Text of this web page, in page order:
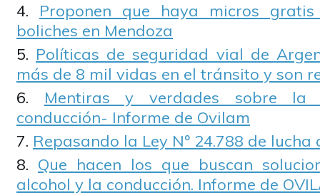
Proponen que haya micros
boliches en Mendoza
Políticas de seguridad vial de
más de 8 mil vidas en el tránsito y son
Mentiras y verdades sobre la
conducción- Informe de Ovilam
Repasando la Ley Nº 24.788 de
Que hacen los que buscan
alcohol y la conducción. Informe de